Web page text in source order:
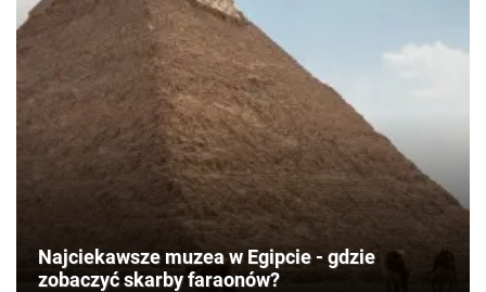
Najciekawsze muzea w Egipcie - gdzie
zobaczyć skarby faraonów?